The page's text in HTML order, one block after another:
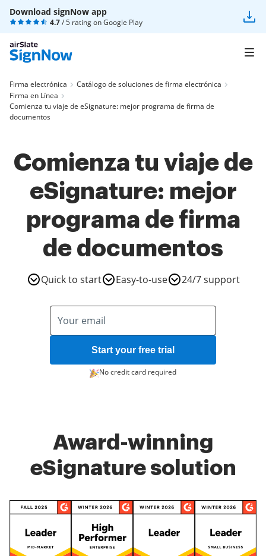
Download signNow app
4.7/ 5 rating onGoogle Play
Firma electrónica
Catálogo de soluciones de firma electrónica
Firma en Línea
Comienza tu viaje de eSignature: mejor programa de firma de
documentos
Comienza tu viaje de
eSignature: mejor
programa de firma
de documentos
Quick to start Easy-to-use 24/7 support
Start your free trial
No credit card required
Award-winning
eSignature solution